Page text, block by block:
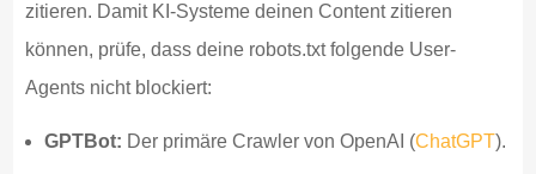
zitieren. Damit KI-Systeme deinen Content zitieren
können, prüfe, dass deine robots.txt folgende User-
Agents nicht blockiert:
GPTBot: Der primäre Crawler von OpenAI (ChatGPT).